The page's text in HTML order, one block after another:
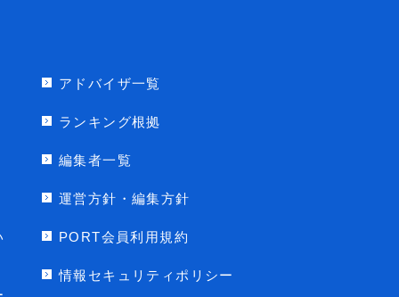
アドバイザ一覧
ランキング根拠
編集者一覧
運営方針・編集方針
PORT会員利用規約
情報セキュリティポリシー